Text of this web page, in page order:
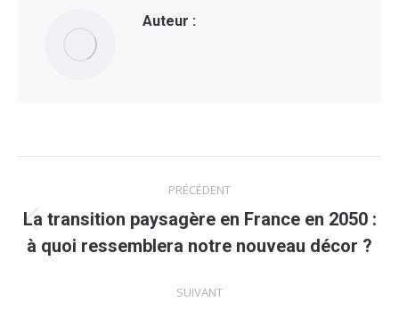
Auteur :
article
PRÉCÉDENT
Article
précédent
La transition paysagère en France en 2050 :
à quoi ressemblera notre nouveau décor ?
SUIVANT